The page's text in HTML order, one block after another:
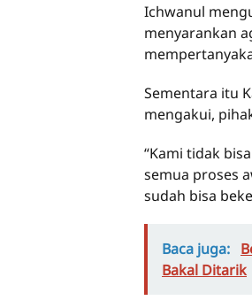
Ichwanul
menyarankan
Sementara itu
mengakui,
“Kami tidak
semua proses
sudah bisa
Baca juga:
Bakal Ditarik